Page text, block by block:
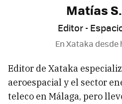
Matías
Editor -
En Xataka desde
Editor de Xataka
aeroespacial y el sector
teleco en Málaga, pero